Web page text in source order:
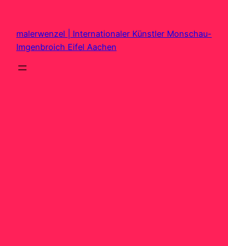
springen
malerwenzel | Internationaler Künstler Monschau-
Imgenbroich Eifel Aachen